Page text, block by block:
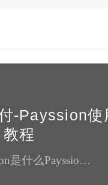
-Payssion使
教程
一、payssion是什么Payssion，让全球收款更轻松Payssion成立于2013年1月15日，是国内领先的一站式全球跨境支付解决方案提供商，我们专注于为中小企业和个人提供"简单、安全、快速"的全球在线收款服务。Payssion核心成员来自支付宝、PayPal及跨境电商等互联网公司，在跨境支付方面有丰富的经验和风险防范机制，并在跨境电商、海外游戏、留学教育、酒店、机票等多个行业客户提...